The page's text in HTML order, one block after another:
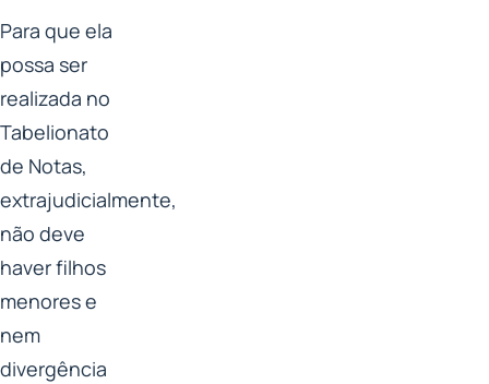
Para que ela
possa ser
realizada no
Tabelionato
de Notas,
extrajudicialmente,
não deve
haver filhos
menores e
nem
divergência